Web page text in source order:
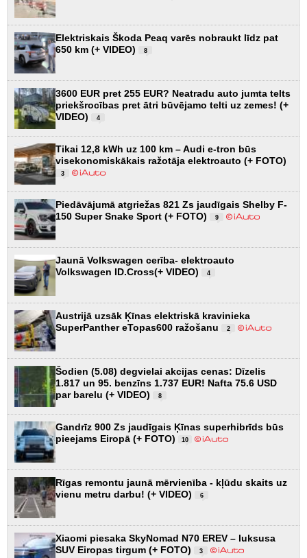
Elektriskais Škoda Peaq varēs nobraukt līdz pat
650 km (+ VIDEO)
8
3600 EUR pret 255 EUR? Neatradu auto jumta telts
priekšrocības pret ātri būvējamo telti uz zemes! (+
VIDEO)
4
Tikai 12,8 kWh uz 100 km – Audi e-tron būs
visekonomiskākais ražotāja elektroauto (+ FOTO)
3
Piedāvājumā atgriežas 821 Zs jaudīgais Shelby F-
150 Super Snake Sport (+ FOTO)
9
Jaunā Volkswagen cerība- elektroauto
Volkswagen ID.Cross(+ VIDEO)
4
Austrijā uzsāk Ķīnas elektriskā kravinieka
SuperPanther eTopas600 ražošanu
2
Šodien (5.08) degvielai akcijas cenas: Dīzelis
1.817 un 95. benzīns 1.737 EUR! Nafta 75.6 USD
par barelu (+ VIDEO)
8
Gandrīz 900 Zs jaudīgais Ķīnas superhibrīds būs
pieejams Eiropā (+ FOTO)
10
Rīgas remontu jaunā mērvienība - kļūdu skaits uz
vienu metru darbu! (+ VIDEO)
6
Xiaomi piesaka SkyNomad N70 EREV – luksusa
SUV Eiropas tirgum (+ FOTO)
3